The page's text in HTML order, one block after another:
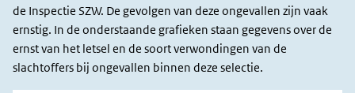
de Inspectie SZW. De gevolgen van deze ongevallen zijn vaak
ernstig. In de onderstaande grafieken staan gegevens over de
ernst van het letsel en de soort verwondingen van de
slachtoffers bij ongevallen binnen deze selectie.